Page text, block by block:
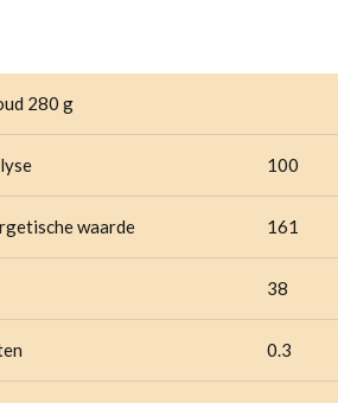
280 g
100
waarde 161
38
0.3